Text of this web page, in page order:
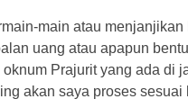
main atau
uang atau apapun
oknum Prajurit yang ada di
akan saya proses sesuai